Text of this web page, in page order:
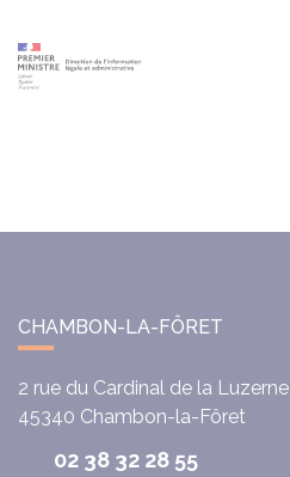
CHAMBON-LA-FÔRET
2 rue du Cardinal de la Luzerne
45340 Chambon-la-Fôret
02 38 32 28 55